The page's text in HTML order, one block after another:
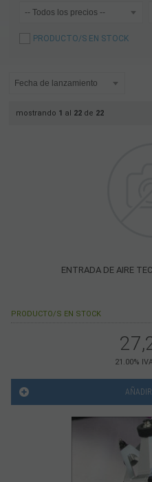
PRODUCTO/S EN STOCK
mostrando 1 al 22 de 22
ENTRADA DE AIRE
PRODUCTO/S EN STOCK
21.00%